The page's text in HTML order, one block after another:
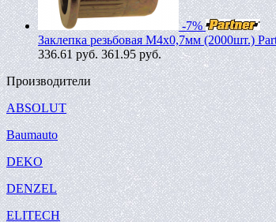
-7%
Заклепка резьбовая M4х0,7мм (2000шт.)
336.61руб. 361.95 руб.
Производители
ABSOLUT
Baumauto
DEKO
DENZEL
ELITECH